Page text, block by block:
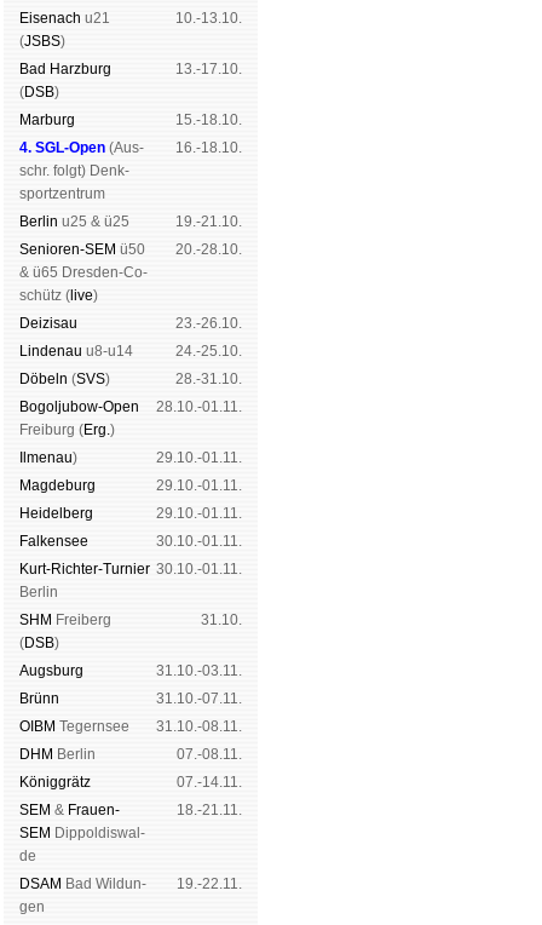
Eise­nach u21
(JSBS)
10.-13.10.
Bad Harz­burg
(DSB)
13.-17.10.
Mar­burg
15.-18.10.
4. SGL-Open (Aus­
schr. folgt) Denk­
sport­zen­trum
16.-18.10.
Ber­lin u25 & ü25
19.-21.10.
Senioren-SEM ü50
& ü65 Dres­den-Co­
schütz ( live)
20.-28.10.
Dei­zi­sau
23.-26.10.
Lin­de­nau u8-u14
24.-25.10.
Dö­beln (SVS)
28.-31.10.
Bogoljubow-Open
Frei­burg (Erg.)
28.10.-01.11.
Il­me­nau)
29.10.-01.11.
Mag­de­burg
29.10.-01.11.
Hei­del­berg
29.10.-01.11.
Fal­ken­see
30.10.-01.11.
Kurt-Rich­ter-Tur­nier
Ber­lin
30.10.-01.11.
SHM Frei­berg
(DSB)
31.10.
Augs­burg
31.10.-03.11.
Brünn
31.10.-07.11.
OIBM Tegern­see
31.10.-08.11.
DHM Ber­lin
07.-08.11.
König­grätz
07.-14.11.
SEM & Frauen-
SEM Dip­pol­dis­wal­
de
18.-21.11.
DSAM Bad Wil­dun­
gen
19.-22.11.